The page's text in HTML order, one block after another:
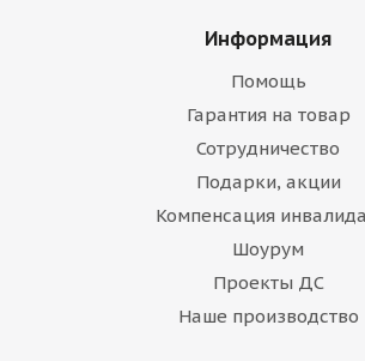
Информация
Помощь
Гарантия на товар
Сотрудничество
Подарки, акции
Компенсация
Шоурум
Проекты ДС
Наше производство